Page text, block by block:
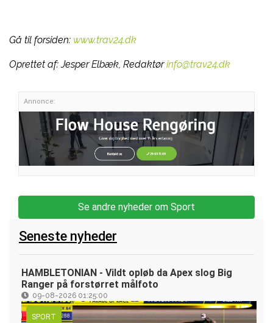
Gå til forsiden: www.trav24.dk
Oprettet af:Jesper Elbæk, Redaktør info@trav24.dk
Annonce:
Se andre nyheder om Sport
Seneste nyheder
HAMBLETONIAN - Vildt opløb da Apex slog Big
Ranger på forstørret målfoto
09-08-2026 01:25:00
SPORT